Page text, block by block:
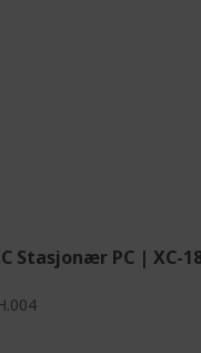
Stasjonær PC | XC-